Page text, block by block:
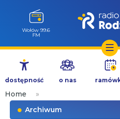
Przejdź
treści
Wołów 99.6
FM
dostępność o nas
Home
»
Archiwum